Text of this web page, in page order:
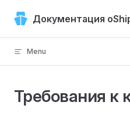
Skip to content
Документация
Menu
Требования к